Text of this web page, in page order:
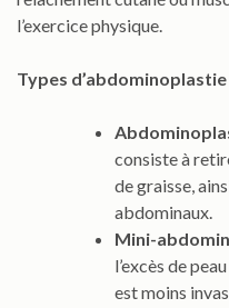
l’exercice physique.
Types d’abdominoplastie
consiste à
de graisse,
abdominaux.
Mini-
l’excès de
est moins